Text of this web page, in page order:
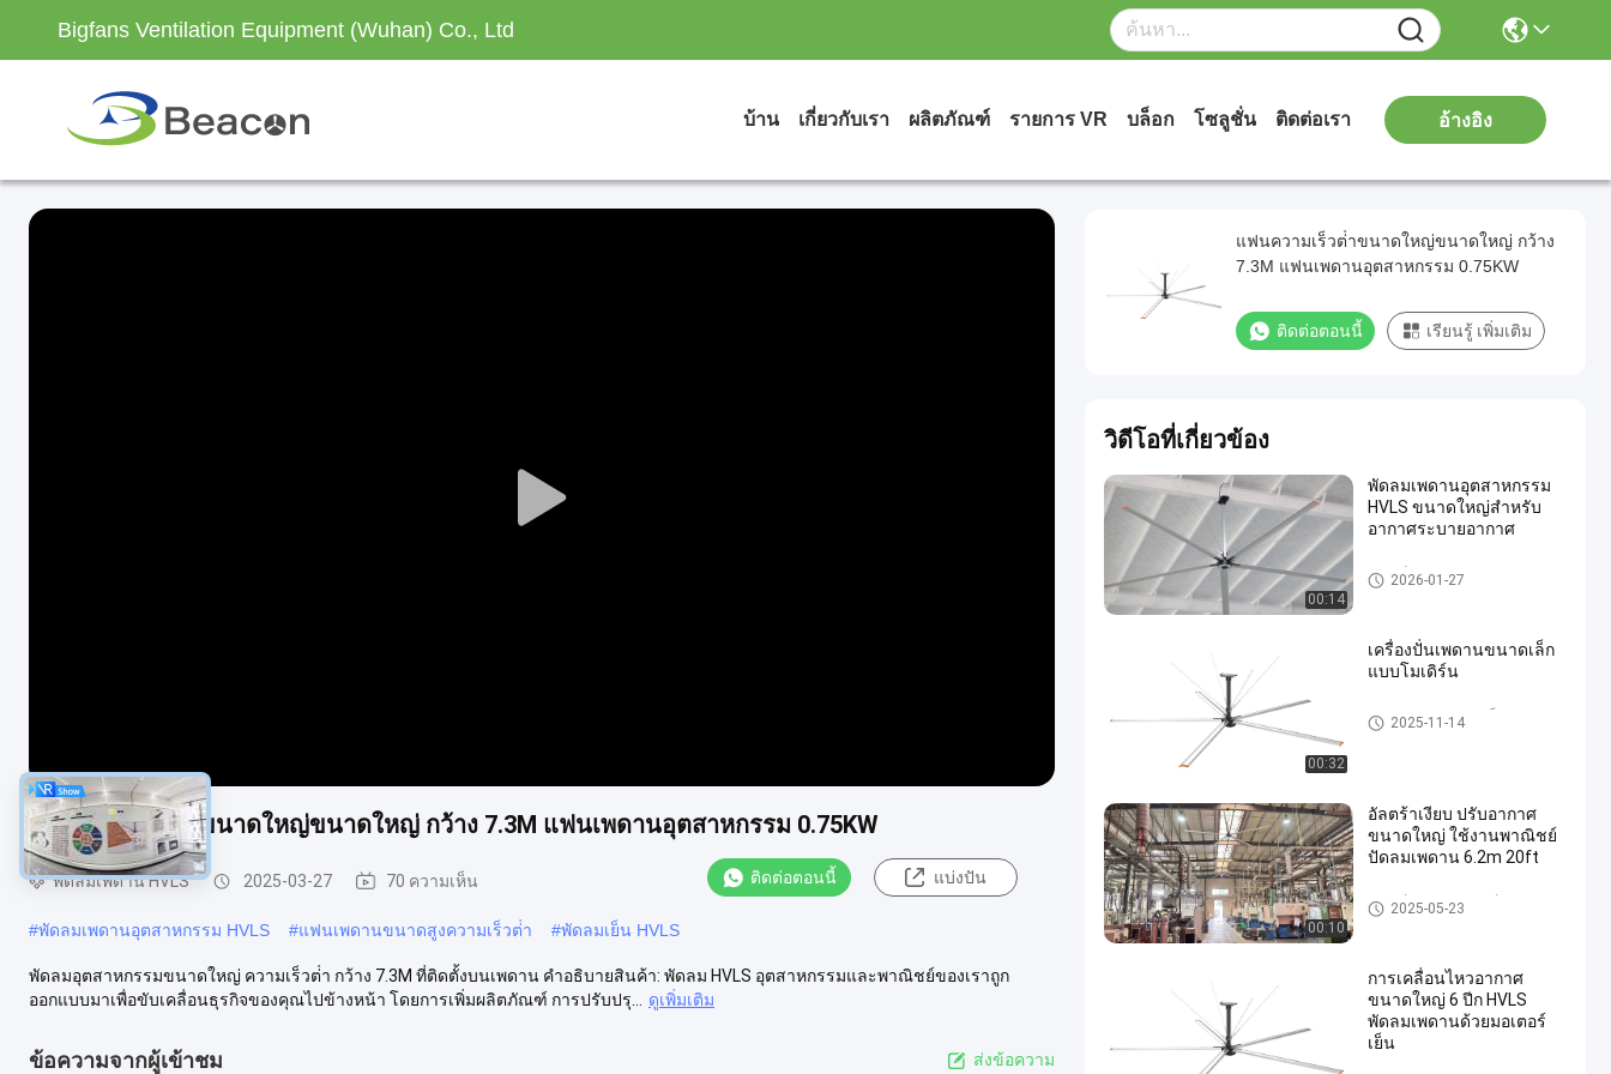
Bigfans Ventilation Equipment (Wuhan) Co., Ltd
บ้าน เกี่ยวกับเรา ผลิตภัณฑ์ รายการ VR บล็อก โซลูชั่น ติดต่อเรา อ้างอิง
Play
แฟนความเร็วต่ําขนาดใหญ่ขนาดใหญ่ กว้าง 7.3M แฟนเพดานอุตสาหกรรม 0.75KW
พัดลมเพดาน HVLS 2025-03-27 70 ความเห็น ติดต่อตอนนี้ แบ่งปัน
#พัดลมเพดานอุตสาหกรรม HVLS #แฟนเพดานขนาดสูงความเร็วต่ํา #พัดลมเย็น HVLS
พัดลมอุตสาหกรรมขนาดใหญ่ ความเร็วต่ํา กว้าง 7.3M ที่ติดตั้งบนเพดาน คําอธิบายสินค้า: พัดลม HVLS อุตสาหกรรมและพาณิชย์ของเราถูก
ออกแบบมาเพื่อขับเคลื่อนธุรกิจของคุณไปข้างหน้า โดยการเพิ่มผลิตภัณฑ์ การปรับปรุ...
ดูเพิ่มเติม
ข้อความจากผู้เข้าชม ส่งข้อความ
แฟนความเร็วต่ําขนาดใหญ่ขนาดใหญ่ กว้าง
7.3M แฟนเพดานอุตสาหกรรม 0.75KW
ติดต่อตอนนี้ เรียนรู้ เพิ่มเติม
วิดีโอที่เกี่ยวข้อง
00:14
พัดลมเพดานอุตสาหกรรม
HVLS ขนาดใหญ่สําหรับ
อากาศระบายอากาศ
แฟนท์เพดานอุตสาหกรรม
2026-01-27
00:32
เครื่องปั่นเพดานขนาดเล็ก
แบบโมเดิร์น
พัดลมเพดานขนาดเล็ก
2025-11-14
00:10
อัลตร้าเงียบ ปรับอากาศ
ขนาดใหญ่ ใช้งานพาณิชย์
ปัดลมเพดาน 6.2m 20ft
แฟนท์เพดานพาณิชย์
2025-05-23
การเคลื่อนไหวอากาศ
ขนาดใหญ่ 6 ปีก HVLS
พัดลมเพดานด้วยมอเตอร์
เย็น